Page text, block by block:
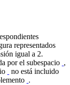
representados
igual a 2.
por el subespacio ,
no está incluido
.